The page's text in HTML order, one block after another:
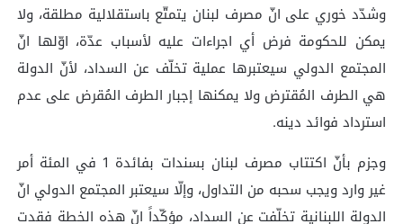
وشدّد خوري على انّ مصرف لبنان يتمتّع باستقلالية مطلقة، ولا
يمكن للحكومة فرض أي اجراءات عليه لأسباب عدّة، اوّلها انّ
المجتمع الدولي سيعتبرها عملية تخلّف عن السداد، لأنّ الدولة
هي الطرف المُقترض ولا يمكنها إجبار الطرف المُقرض على عدم
استرداد فوائد دينه.
وجزم بأنّ اكتتاب مصرف لبنان بسندات بفائدة 1 في المئة أمر
غير وارد ويجب سحبه من التداول، وإلّا سيعتبر المجتمع الدولي انّ
الدولة اللبنانية تخلّفت عن السداد، مؤكّداً انّ هذه الخطة فقدت